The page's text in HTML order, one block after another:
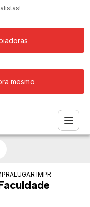
mesmo
PARA
ALUGAR IMPRESSORAS